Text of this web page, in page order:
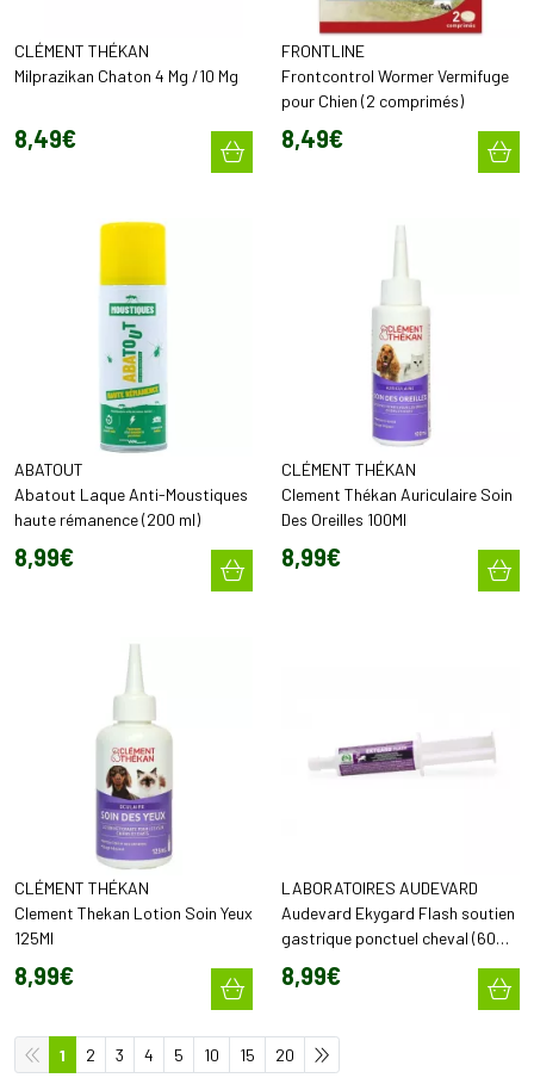
CLÉMENT THÉKAN
Milprazikan Chaton 4 Mg /10 Mg
8,49€
FRONTLINE
Frontcontrol Wormer Vermifuge
pour Chien (2 comprimés)
8,49€
ABATOUT
Abatout Laque Anti-Moustiques
haute rémanence (200 ml)
8,99€
CLÉMENT THÉKAN
Clement Thékan Auriculaire Soin
Des Oreilles 100Ml
8,99€
CLÉMENT THÉKAN
Clement Thekan Lotion Soin Yeux
125Ml
8,99€
LABORATOIRES AUDEVARD
Audevard Ekygard Flash soutien
gastrique ponctuel cheval (60
ml)
8,99€
1 2 3 4 5 10 15 20